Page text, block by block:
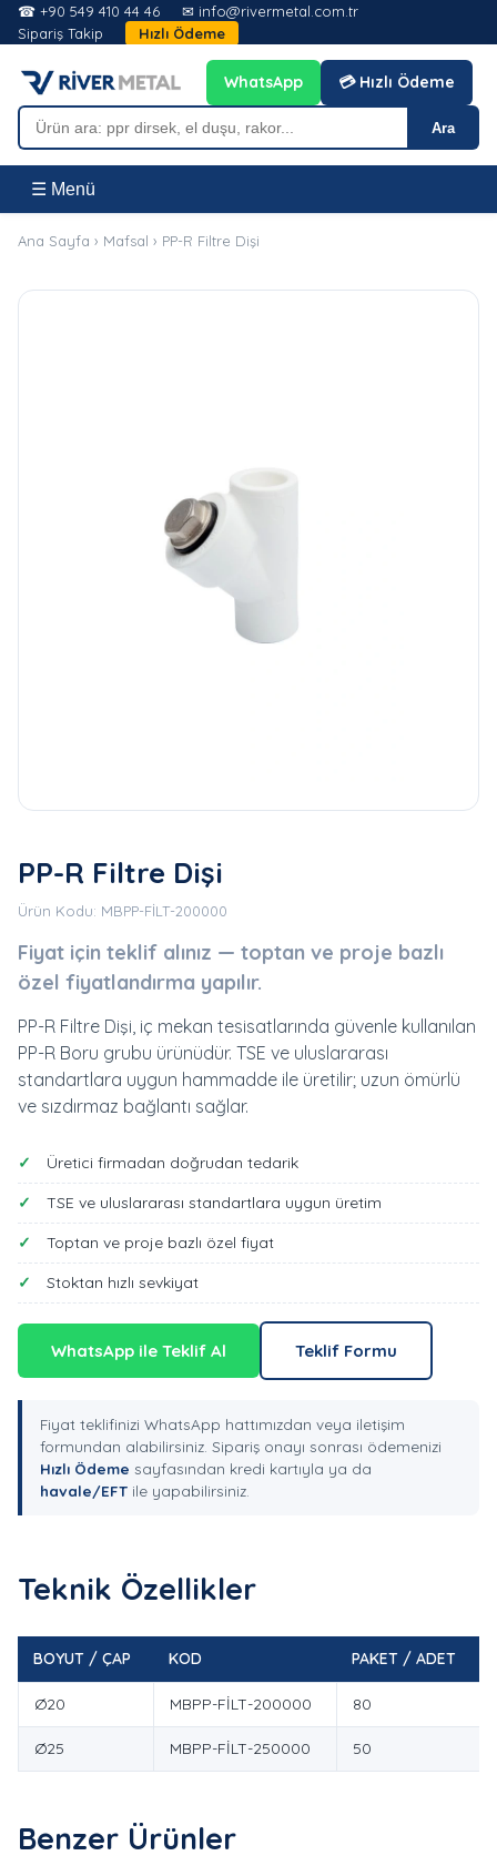
☎ +90 549 410 44 46
✉ info@rivermetal.com.tr
Sipariş Takip
Hızlı Ödeme
Ara
WhatsApp 💳 Hızlı Ödeme
☰ Menü
Ana Sayfa › Mafsal › PP-R Filtre Dişi
PP-R Filtre Dişi
Ürün Kodu: MBPP-FİLT-200000
Fiyat için teklif alınız — toptan ve proje bazlı
özel fiyatlandırma yapılır.
PP-R Filtre Dişi, iç mekan tesisatlarında güvenle kullanılan
PP-R Boru grubu ürünüdür. TSE ve uluslararası
standartlara uygun hammadde ile üretilir; uzun ömürlü
ve sızdırmaz bağlantı sağlar.
Üretici firmadan doğrudan tedarik
TSE ve uluslararası standartlara uygun üretim
Toptan ve proje bazlı özel fiyat
Stoktan hızlı sevkiyat
WhatsApp ile Teklif Al Teklif Formu
Fiyat teklifinizi WhatsApp hattımızdan veya iletişim
formundan alabilirsiniz. Sipariş onayı sonrası ödemenizi
Hızlı Ödeme sayfasından kredi kartıyla ya da
havale/EFT ile yapabilirsiniz.
Teknik Özellikler
BOYUT / ÇAP KOD PAKET / ADET
Ø20 MBPP-FİLT-200000 80
Ø25 MBPP-FİLT-250000 50
Benzer Ürünler